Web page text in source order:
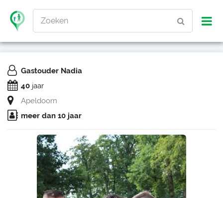
Zoeken
Gastouder Nadia
40 jaar
Apeldoorn
meer dan 10 jaar